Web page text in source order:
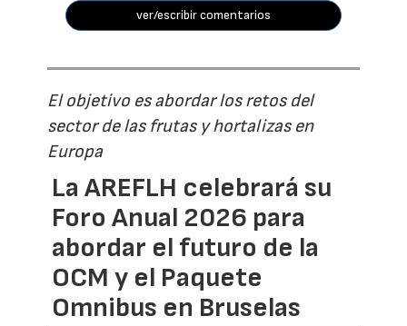
ver/escribir comentarios
El objetivo es abordar los retos del
sector de las frutas y hortalizas en
Europa
La AREFLH celebrará su
Foro Anual 2026 para
abordar el futuro de la
OCM y el Paquete
Omnibus en Bruselas